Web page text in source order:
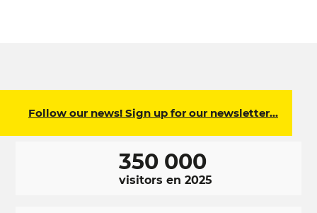
Follow our news! Sign up for our newsletter…
350 000
visitors en 2025